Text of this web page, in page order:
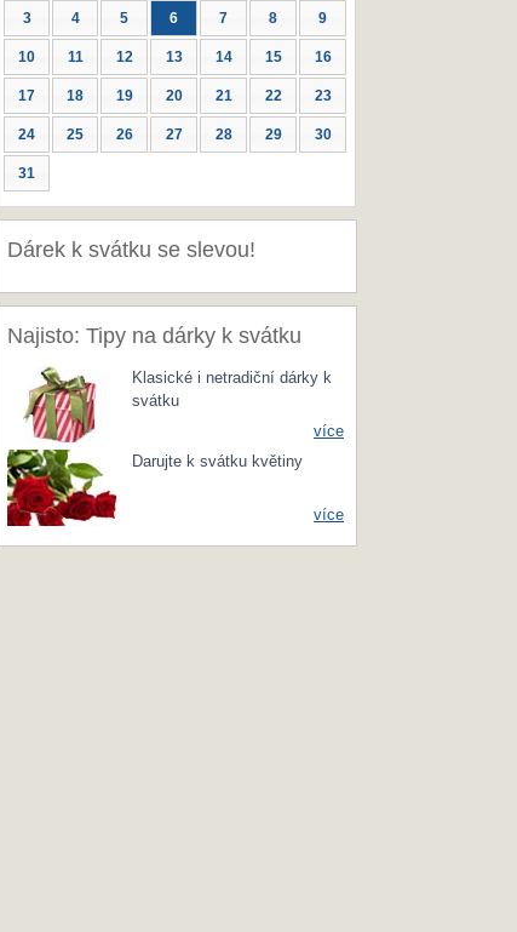
3 4 5 6 7 8 9
10 11 12 13 14 15 16
17 18 19 20 21 22 23
24 25 26 27 28 29 30
31
Dárek k svátku se slevou!
Najisto: Tipy na dárky k svátku
Klasické i netradiční dárky k
svátku
více
Darujte k svátku květiny
více